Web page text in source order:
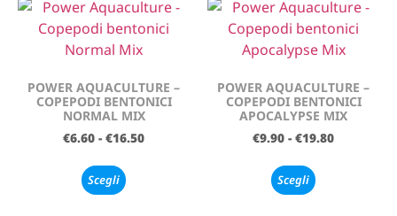
POWER AQUACULTURE –
COPEPODI BENTONICI
NORMAL MIX
€6.60 - €16.50
Scegli
POWER AQUACULTURE –
COPEPODI BENTONICI
APOCALYPSE MIX
€9.90 - €19.80
Scegli